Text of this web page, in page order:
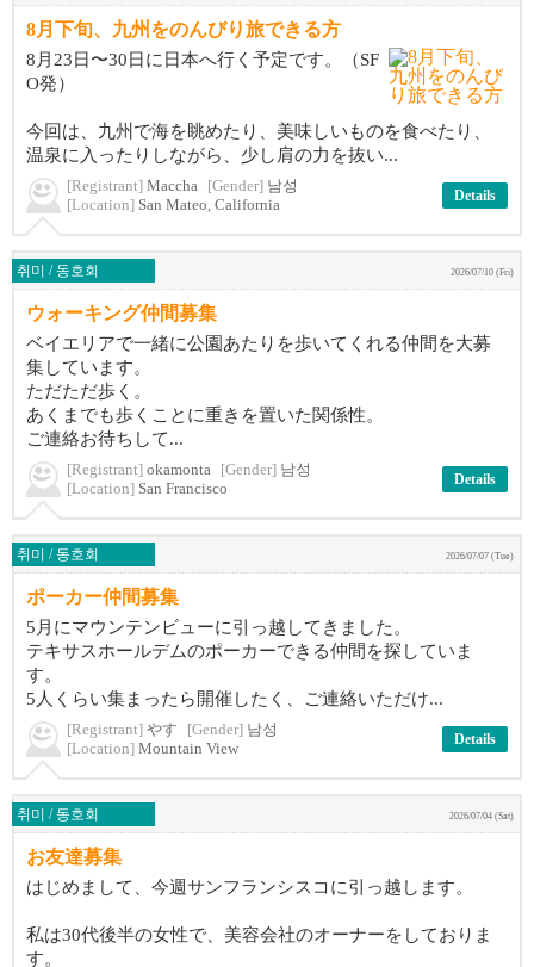
8月下旬、九州をのんびり旅できる方
8月23日〜30日に日本へ行く予定です。（SF
O発）
今回は、九州で海を眺めたり、美味しいものを食べたり、
温泉に入ったりしながら、少し肩の力を抜い...
[Registrant] Maccha [Gender] 남성
[Location] San Mateo, California
Details
취미 / 동호회 2026/07/10 (Fri)
ウォーキング仲間募集
ベイエリアで一緒に公園あたりを歩いてくれる仲間を大募
集しています。
ただただ歩く。
あくまでも歩くことに重きを置いた関係性。
ご連絡お待ちして...
[Registrant] okamonta [Gender] 남성
[Location] San Francisco
Details
취미 / 동호회 2026/07/07 (Tue)
ポーカー仲間募集
5月にマウンテンビューに引っ越してきました。
テキサスホールデムのポーカーできる仲間を探していま
す。
5人くらい集まったら開催したく、ご連絡いただけ...
[Registrant] やす [Gender] 남성
[Location] Mountain View
Details
취미 / 동호회 2026/07/04 (Sat)
お友達募集
はじめまして、今週サンフランシスコに引っ越します。
私は30代後半の女性で、美容会社のオーナーをしておりま
す。